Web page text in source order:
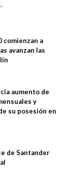
comienzan a
avanzan las
aumento de
y
su posesión en
de Santander